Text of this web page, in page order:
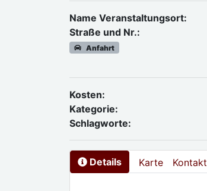
Name Veranstaltungsort:
Straße und Nr.:
Anfahrt
Kosten:
Kategorie:
Schlagworte:
Details Karte Kontakt